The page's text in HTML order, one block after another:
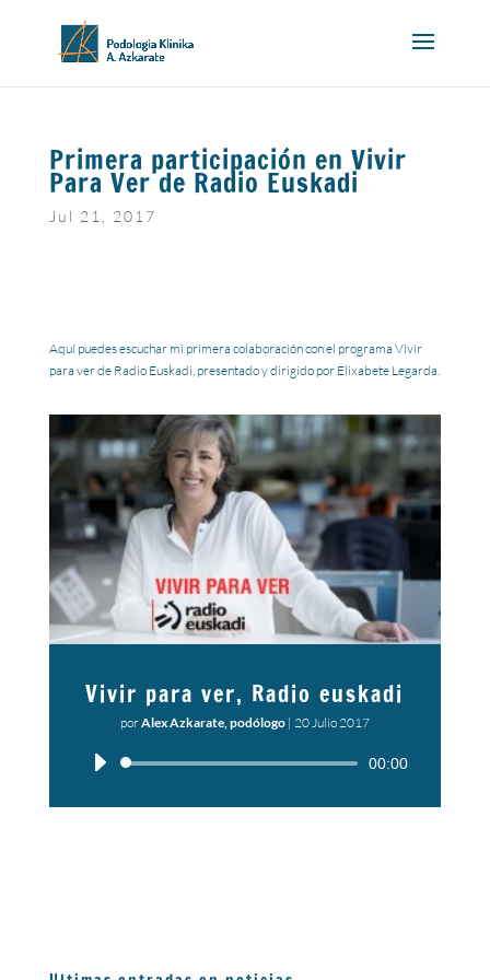
Primera participación en Vivir
Para Ver de Radio Euskadi
Jul 21, 2017
Aquí puedes escuchar mi primera colaboración con el programa Vivir
para ver de Radio Euskadi, presentado y dirigido por Elixabete Legarda.
Vivir para ver, Radio euskadi
porAlex Azkarate, podólogo| 20 Julio 2017
Reproductor
audio
00:00